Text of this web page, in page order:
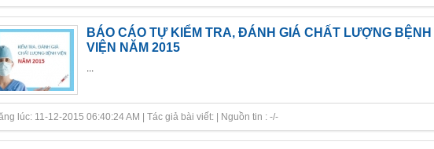
BÁO CÁO TỰ KIỂM TRA, ĐÁNH GIÁ CHẤT LƯỢNG BỆNH
VIỆN NĂM 2015
...
lúc: 11-12-2015 06:40:24 AM | Tác giả bài viết: | Nguồn tin : -/-